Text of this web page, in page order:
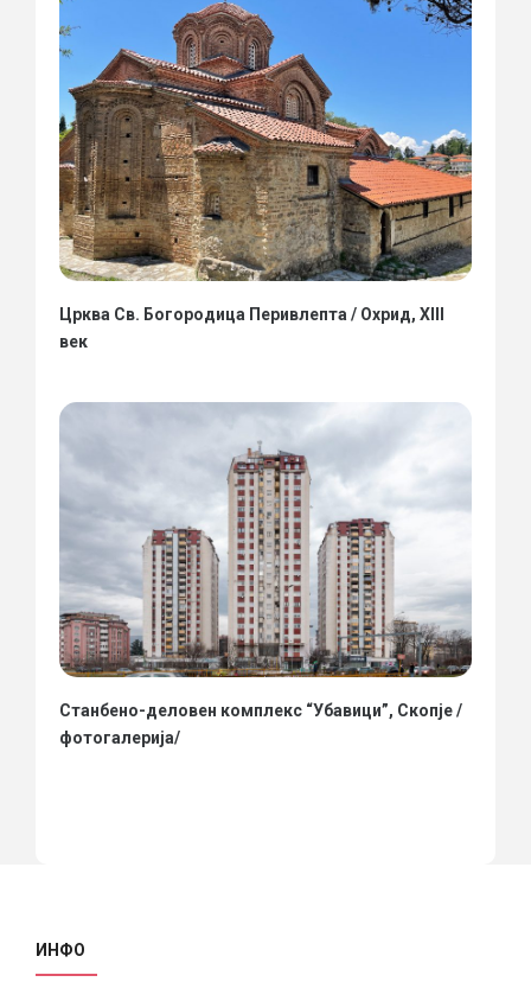
Црква Св. Богородица Перивлепта / Охрид, XIII
век
Станбено-деловен комплекс “Убавици”, Скопје /
фотогалерија/
ИНФО